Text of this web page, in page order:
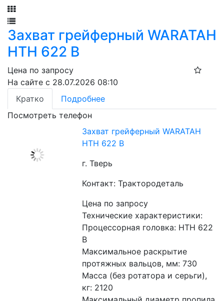
Захват грейферный WARATAH
НТН 622 В
Цена по запросу
На сайте с 28.07.2026 08:10
Кратко
Подробнее
Посмотреть телефон
Захват грейферный WARATAH
НТН 622 В
г. Тверь
Контакт: Трактородеталь
Цена по запросу
Технические характеристики:
Процессорная головка: НТН 622
В
Максимальное раскрытие
протяжных вальцов, мм: 730
Масса (без ротатора и серьги),
кг: 2120